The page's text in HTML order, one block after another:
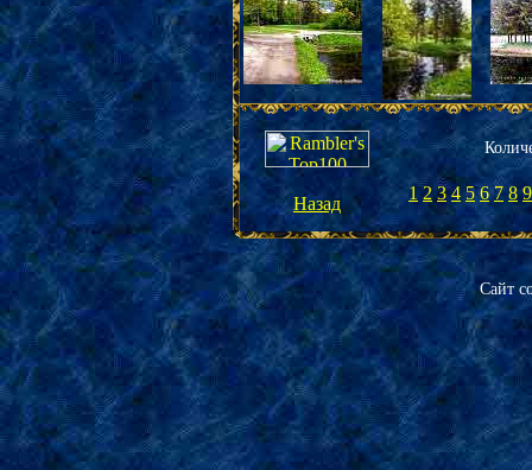
К
Назад
1 2 3 4 5 6 7 8 9
Сайт